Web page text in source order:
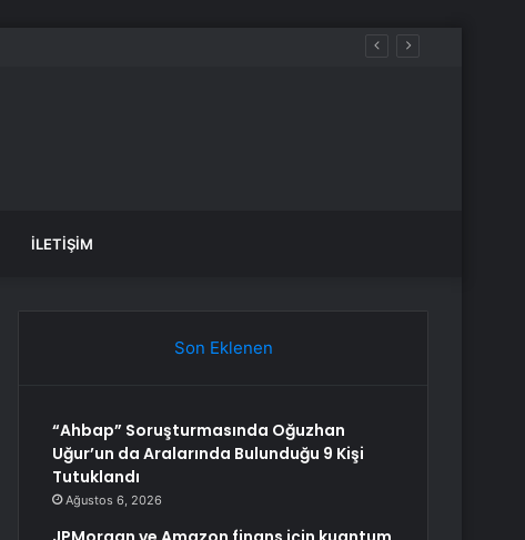
İLETIŞIM
Son Eklenen
“Ahbap” Soruşturmasında Oğuzhan
Uğur’un da Aralarında Bulunduğu 9 Kişi
Tutuklandı
Ağustos 6, 2026